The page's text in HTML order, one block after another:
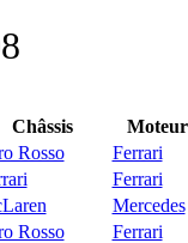
Châssis
Moteur
Rosso
Ferrari
Ferrari
Mercedes
Rosso
Ferrari